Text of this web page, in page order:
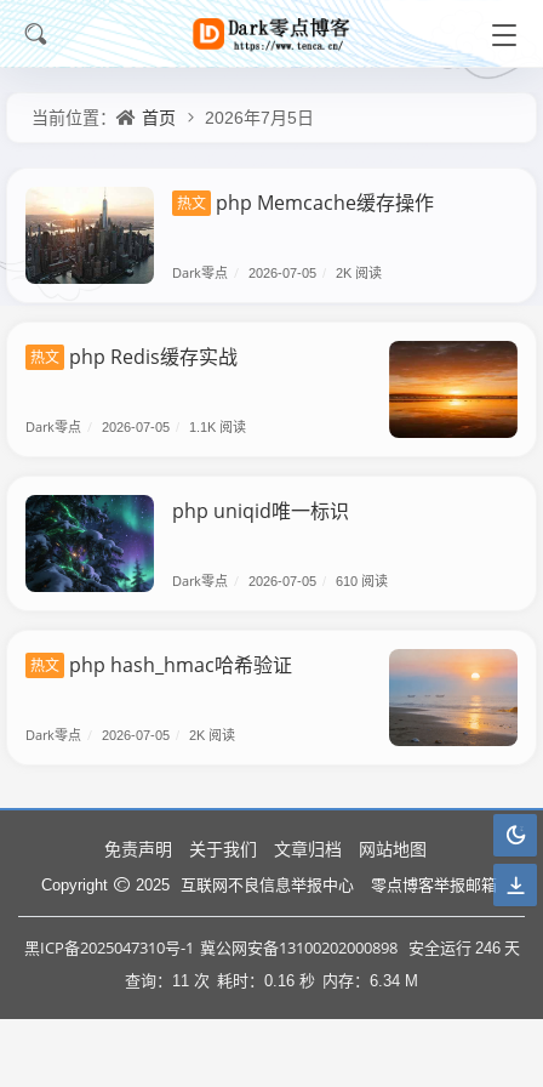
当前位置： 首页 2026年7月5日
热文 php Memcache缓存操作
Dark零点 / 2026-07-05 2K 阅读
热文 php Redis缓存实战
Dark零点 2026-07-05 1.1K 阅读
php uniqid唯一标识
Dark零点 2026-07-05 610 阅读
热文 php hash_hmac哈希验证
Dark零点 2026-07-05 2K 阅读
免责声明 关于我们 文章归档 网站地图
Copyright 2025 互联网不良信息举报中心 零点博客举报邮箱
黑ICP备2025047310号-1 冀公网安备13100202000898 安全运行 246 天
查询：11 次 耗时：0.16 秒 内存：6.34 M